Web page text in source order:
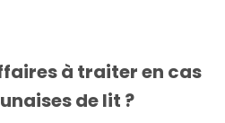
à traiter en cas
de lit ?